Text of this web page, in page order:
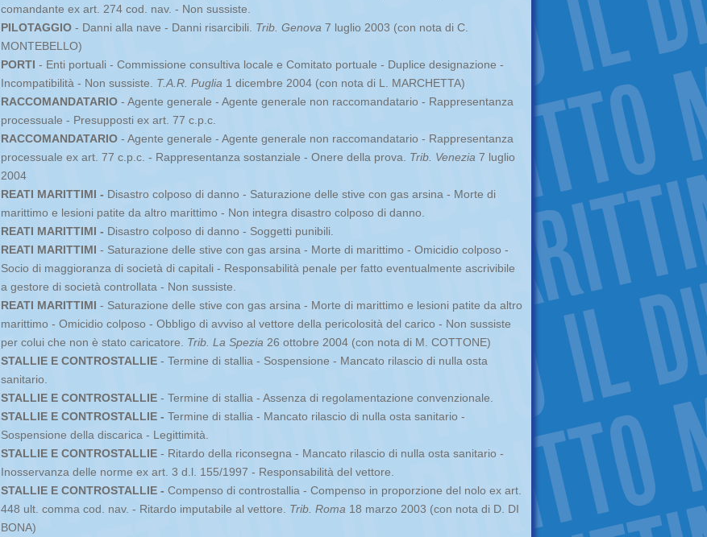
comandante ex art. 274 cod. nav. - Non sussiste.
PILOTAGGIO - Danni alla nave - Danni risarcibili. Trib. Genova 7 luglio 2003 (con nota di C.
MONTEBELLO)
PORTI - Enti portuali - Commissione consultiva locale e Comitato portuale - Duplice designazione -
Incompatibilità - Non sussiste.
T.A.R. Puglia 1 dicembre 2004 (con nota di L. MARCHETTA)
RACCOMANDATARIO - Agente generale - Agente generale non raccomandatario - Rappresentanza
processuale - Presupposti ex art. 77 c.p.c.
RACCOMANDATARIO - Agente generale - Agente generale non raccomandatario - Rappresentanza
processuale ex art. 77 c.p.c. - Rappresentanza sostanziale - Onere della prova. Trib. Venezia 7 luglio
2004
REATI MARITTIMI - Disastro colposo di danno - Saturazione delle stive con gas arsina - Morte di
marittimo e lesioni patite da altro marittimo - Non integra disastro colposo di danno.
REATI MARITTIMI - Disastro colposo di danno - Soggetti punibili.
REATI MARITTIMI - Saturazione delle stive con gas arsina - Morte di marittimo - Omicidio colposo -
Socio di maggioranza di società di capitali - Responsabilità penale per fatto eventualmente ascrivibile
a gestore di società controllata - Non sussiste.
REATI MARITTIMI - Saturazione delle stive con gas arsina - Morte di marittimo e lesioni patite da altro
marittimo - Omicidio colposo - Obbligo di avviso al vettore della pericolosità del carico - Non sussiste
per colui che non è stato caricatore. Trib. La Spezia 26 ottobre 2004 (con nota di M. COTTONE)
STALLIE E CONTROSTALLIE - Termine di stallia - Sospensione - Mancato rilascio di nulla osta
sanitario.
STALLIE E CONTROSTALLIE - Termine di stallia - Assenza di regolamentazione convenzionale.
STALLIE E CONTROSTALLIE - Termine di stallia - Mancato rilascio di nulla osta sanitario -
Sospensione della discarica - Legittimità.
STALLIE E CONTROSTALLIE - Ritardo della riconsegna - Mancato rilascio di nulla osta sanitario -
Inosservanza delle norme ex art. 3 d.l. 155/1997 - Responsabilità del vettore.
STALLIE E CONTROSTALLIE - Compenso di controstallia - Compenso in proporzione del nolo ex art.
448 ult. comma cod. nav. - Ritardo imputabile al vettore. Trib. Roma 18 marzo 2003 (con nota di D. DI
BONA)